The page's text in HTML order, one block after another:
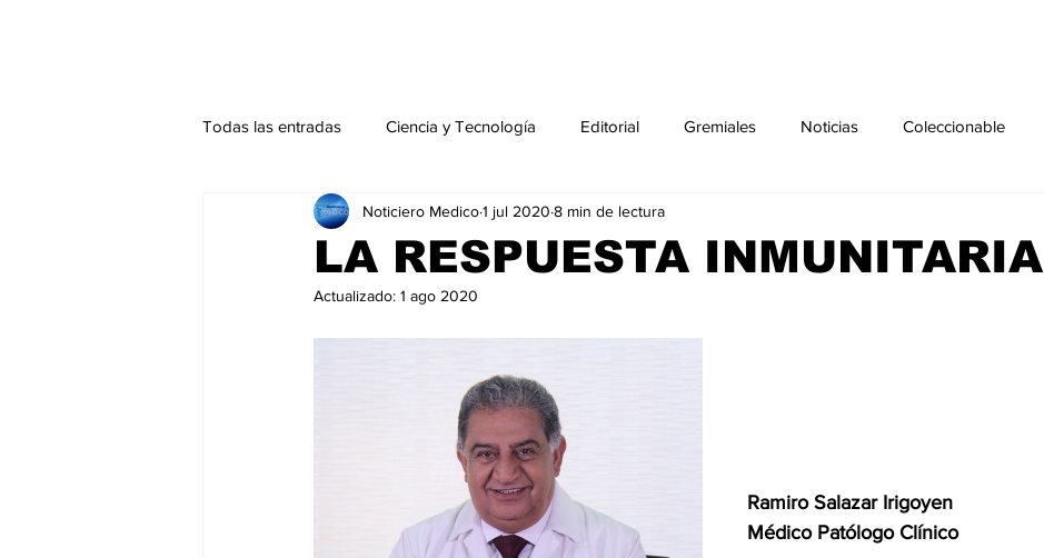
Todas las entradas Ciencia y Tecnología Editorial Gremiales Noticias Coleccionable
Actualidad Salud Mental Agenda Sección especial
Endocrinología Actualidad especial
Editorial especial
Perfiles especial
LA RESPUESTA INMUNITARIA
Noticiero Medico1 jul 2020 8 min de lectura
Actualizado: 1 ago 2020
Ramiro Salazar Irigoyen
Médico Patólogo Clínico